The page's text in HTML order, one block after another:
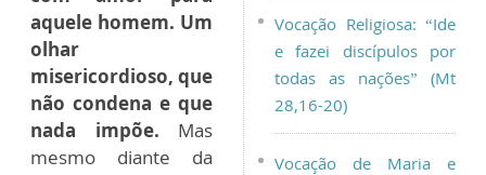
Vocação Religiosa: “Ide
e fazei discípulos por
todas as nações” (Mt
28,16-20)
Vocação de Maria e
aquele homem. Um
olhar
misericordioso, que
não condena e que
nada impõe. Mas
mesmo diante da